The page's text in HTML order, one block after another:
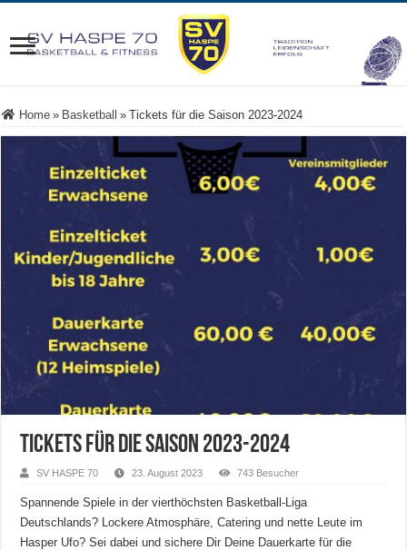
Home » Basketball » Tickets für die Saison 2023-2024
Tickets für die Saison 2023-2024
SV HASPE 70 23. August 2023 743 Besucher
Spannende Spiele in der vierthöchsten Basketball-Liga
Deutschlands? Lockere Atmosphäre, Catering und nette Leute im
Hasper Ufo? Sei dabei und sichere Dir Deine Dauerkarte für die